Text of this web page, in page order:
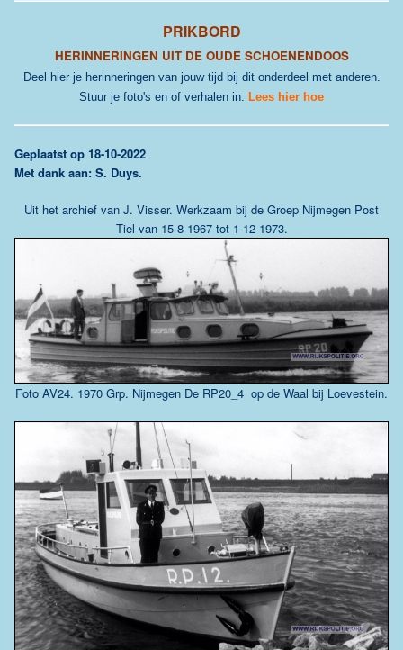
PRIKBORD
HERINNERINGEN UIT DE OUDE SCHOENENDOOS
Deel hier je herinneringen van jouw tijd bij dit onderdeel met anderen.
Stuur je foto's en of verhalen in. Lees hier hoe
Geplaatst op 18-10-2022
Met dank aan: S. Duys.
Uit het archief van J. Visser. Werkzaam bij de Groep Nijmegen Post
Tiel van 15-8-1967 tot 1-12-1973.
Foto AV24. 1970 Grp. Nijmegen De RP20_4 op de Waal bij Loevestein.